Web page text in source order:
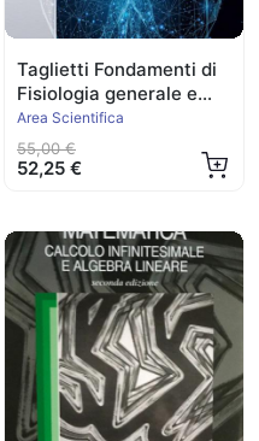
Taglietti Fondamenti di
Fisiologia generale e
Integrata
Area Scientifica
55,00 €
52,25 €